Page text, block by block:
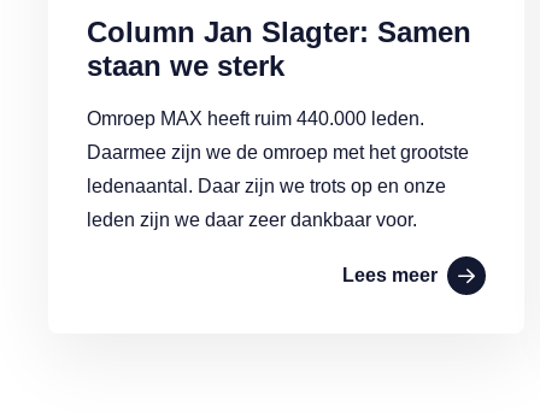
Column Jan Slagter: Samen
staan we sterk
Omroep MAX heeft ruim 440.000 leden.
Daarmee zijn we de omroep met het grootste
ledenaantal. Daar zijn we trots op en onze
leden zijn we daar zeer dankbaar voor.
Lees meer